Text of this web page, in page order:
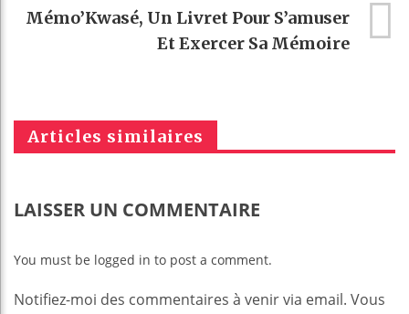
Mémo’Kwasé, Un Livret Pour S’amuser
Et Exercer Sa Mémoire
Articles similaires
LAISSER UN COMMENTAIRE
You must be logged in to post a comment.
Notifiez-moi des commentaires à venir via email. Vous